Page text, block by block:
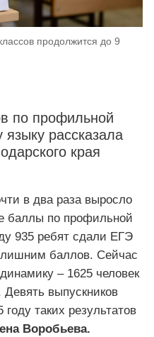
продолжится до 9
по профильной
рассказала
края
в два раза выросло
баллы по профильной
935 ребят сдали ЕГЭ
баллов. Сейчас
– 1625 человек
выпускников
таких результатов
Воробьева.